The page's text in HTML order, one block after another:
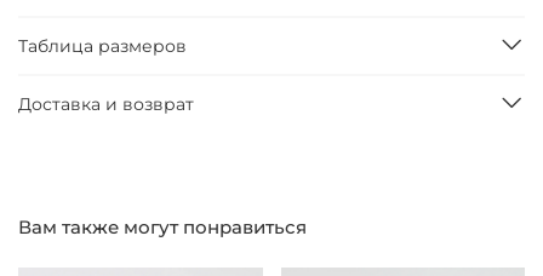
Таблица размеров
Доставка и возврат
Вам также могут понравиться